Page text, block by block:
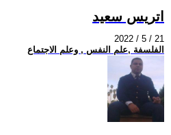
اتريس سعيد
2022 / 5 / 21
الفلسفة ,علم النفس , وعلم الاجتماع